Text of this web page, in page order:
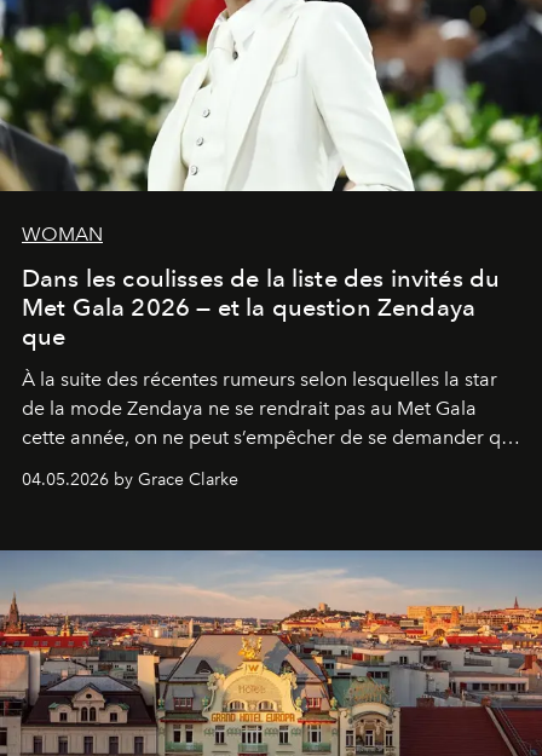
WOMAN
Dans les coulisses de la liste des invités du
Met Gala 2026 — et la question Zendaya
que
À la suite des récentes rumeurs selon lesquelles la star
de la mode Zendaya ne se rendrait pas au Met Gala
cette année, on ne peut s’empêcher de se demander qui
04.05.2026 by Grace Clarke